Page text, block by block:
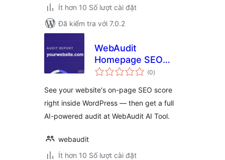
Ít hơn 10 Số lượt cài đặt
Đã kiểm tra với 7.0.2
WebAudit
Homepage SEO
Checker
(0tổng
đánh
)
See your website's on-page SEO score
right inside WordPress — then get a full
AI-powered audit at WebAudit AI Tool.
webaudit
Ít hơn 10 Số lượt cài đặt